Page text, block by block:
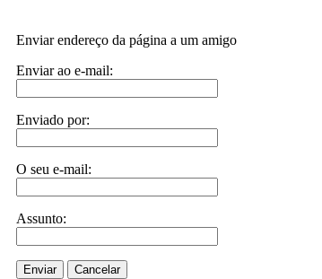
Enviar endereço da página a um amigo
Enviar ao e-mail:
Enviado por:
O seu e-mail:
Assunto:
Enviar Cancelar